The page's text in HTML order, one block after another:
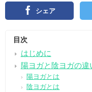
シェア
目次
はじめに
陽ヨガと陰ヨガの違
陽ヨガとは
陰ヨガとは